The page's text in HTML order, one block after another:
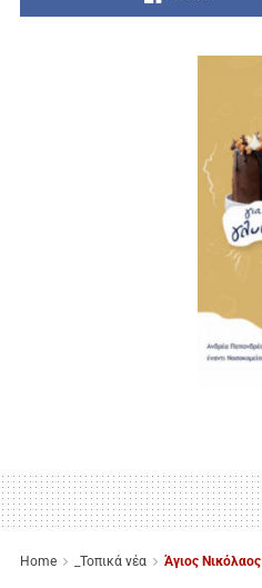
Home _Τοπικά νέα Άγιος Νικόλαος